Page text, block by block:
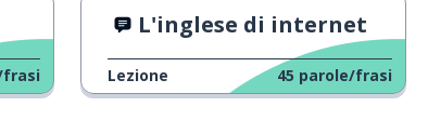
frasi
L'inglese di internet
Lezione 45 parole/frasi